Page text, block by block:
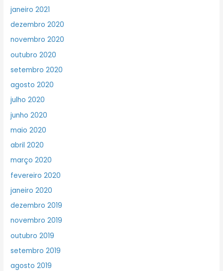
janeiro 2021
dezembro 2020
novembro 2020
outubro 2020
setembro 2020
agosto 2020
julho 2020
junho 2020
maio 2020
abril 2020
março 2020
fevereiro 2020
janeiro 2020
dezembro 2019
novembro 2019
outubro 2019
setembro 2019
agosto 2019